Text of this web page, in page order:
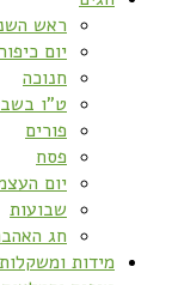
ראש
יום כיפור
חנוכה
ט”ו
פורים
פסח
יום
שבועות
חג
מידות ומשקלות